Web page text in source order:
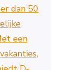
dan 50
een